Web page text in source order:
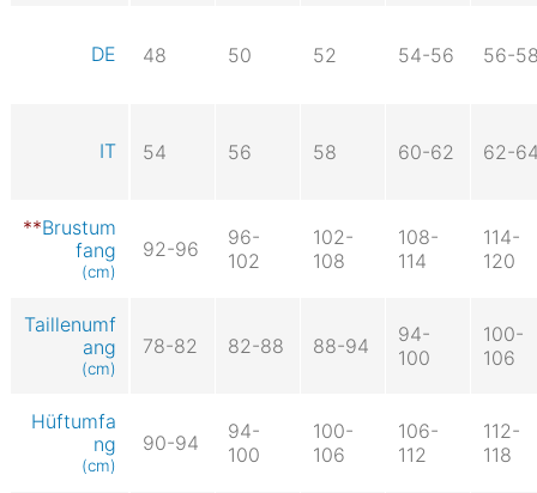
DE 48 50 52 54-56 56-
IT 54 56 58 60-62 62-
Brustum
fang
(cm)
92-96
96-
102
102-
108
108-
114
114-
120
Taillenumf
ang
(cm)
78-82 82-88 88-94
94-
100
100-
106
Hüftumfa
ng
(cm)
90-94
94-
100
100-
106
106-
112
112-
118